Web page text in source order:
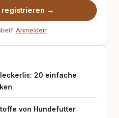
registrieren →
Anmelden
20 einfache
von Hundefutter